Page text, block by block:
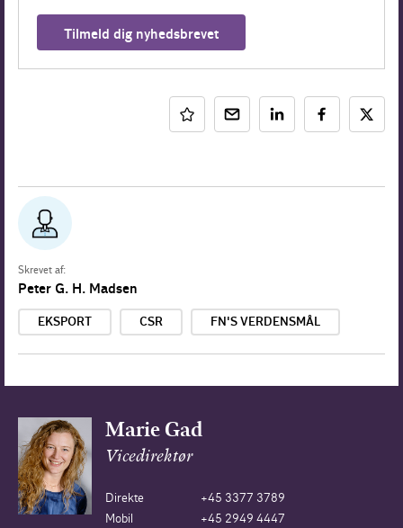
Tilmeld dig nyhedsbrevet
Skrevet af:
Peter G. H. Madsen
EKSPORT CSR FN'S VERDENSMÅL
Marie Gad
Vicedirektør
Direkte
+45 3377 3789
Mobil
+45 2949 4447